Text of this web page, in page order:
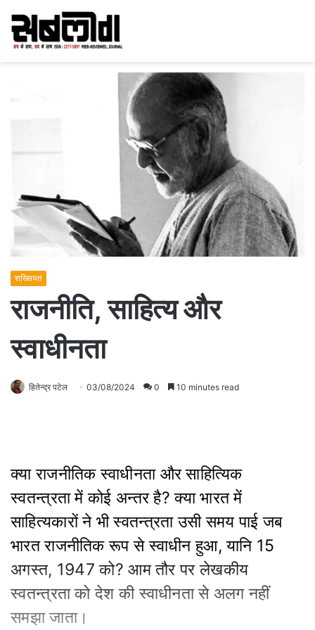
शख्सियत
राजनीति, साहित्य और
स्वाधीनता
हितेन्द्र पटेल 03/08/2024 0 10 minutes read
क्या राजनीतिक स्वाधीनता और साहित्यिक
स्वतन्त्रता में कोई अन्तर है? क्या भारत में
साहित्यकारों ने भी स्वतन्त्रता उसी समय पाई जब
भारत राजनीतिक रूप से स्वाधीन हुआ, यानि 15
अगस्त, 1947 को? आम तौर पर लेखकीय
स्वतन्त्रता को देश की स्वाधीनता से अलग नहीं
समझा जाता।